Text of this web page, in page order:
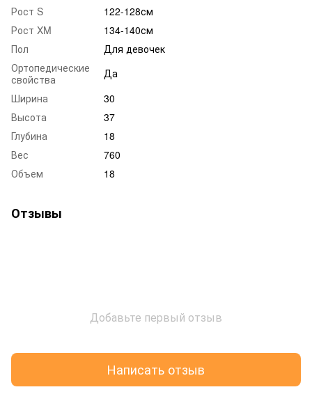
Рост S
122-128см
Рост XM
134-140см
Пол
Для девочек
Ортопедические
свойства
Да
Ширина
30
Высота
37
Глубина
18
Вес
760
Объем
18
Отзывы
Добавьте первый отзыв
Написать отзыв